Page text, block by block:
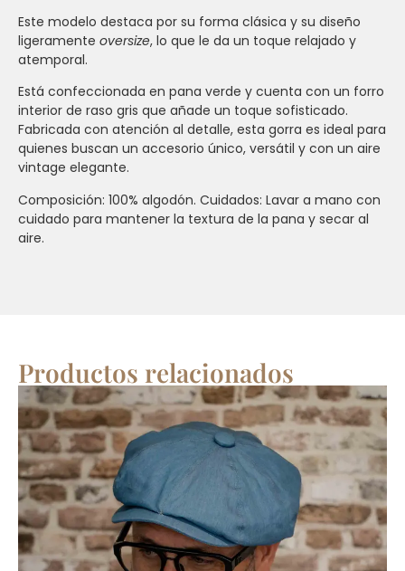
Este modelo destaca por su forma clásica y su diseño
ligeramente oversize, lo que le da un toque relajado y
atemporal.
Está confeccionada en pana verde y cuenta con un forro
interior de raso gris que añade un toque sofisticado.
Fabricada con atención al detalle, esta gorra es ideal para
quienes buscan un accesorio único, versátil y con un aire
vintage elegante.
Composición: 100% algodón. Cuidados: Lavar a mano con
cuidado para mantener la textura de la pana y secar al
aire.
Productos relacionados